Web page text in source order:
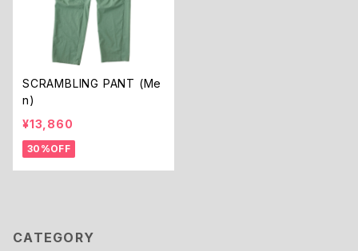
SCRAMBLING PANT (Me
n)
¥13,860
30%OFF
CATEGORY